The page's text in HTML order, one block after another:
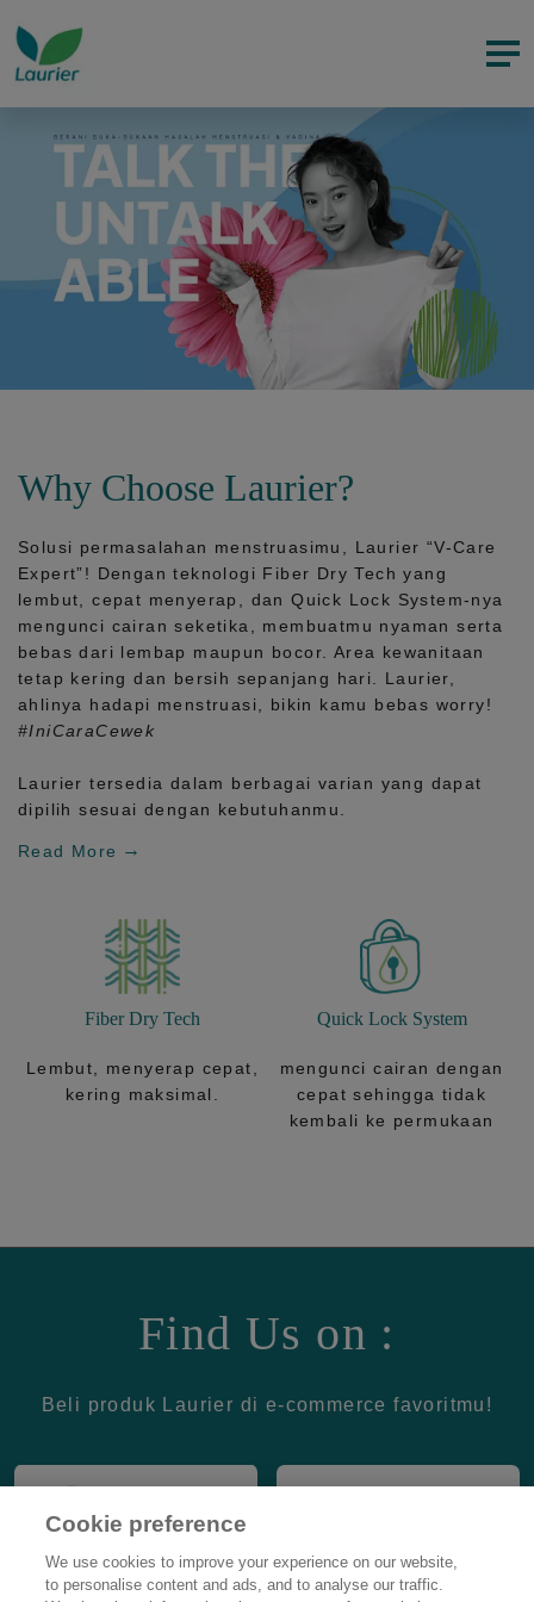
Why Choose Laurier?
Solusi permasalahan menstruasimu, Laurier “V-Care
Expert”! Dengan teknologi Fiber Dry Tech yang
lembut, cepat menyerap, danQuick Lock System-nya
mengunci cairan seketika, membuatmu nyaman serta
bebas dari lembap maupun bocor. Area kewanitaan
tetap kering dan bersih sepanjang hari.
Laurier,
ahlinya hadapi menstruasi, bikin kamu bebas worry!
#IniCaraCewek
Laurier tersedia dalam berbagai varian yang dapat
dipilih sesuai dengan kebutuhanmu.
Read More
Fiber Dry Tech
Lembut, menyerap cepat,
kering maksimal.
Quick Lock System
mengunci cairan dengan
cepat sehingga tidak
kembali ke permukaan
Find Us on :
Beli produk Laurier di e-commerce favoritmu!
Cookie preference
We use cookies to improve your experience on our website,
to personalise content and ads, and to analyse our traffic.